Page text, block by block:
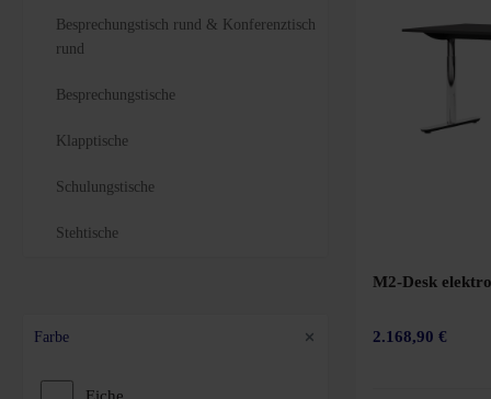
Besprechungstisch rund & Konferenztisch
rund
Besprechungstische
Klapptische
Schulungstische
Stehtische
Farbe
M2-Desk
2.168,90 €